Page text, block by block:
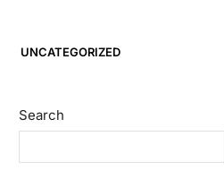
UNCATEGORIZED
Search